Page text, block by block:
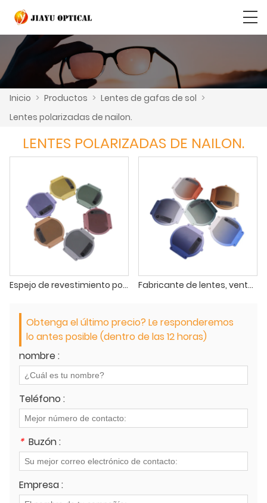
Inicio > Productos > Lentes de gafas de sol >
Lentes polarizadas de nailon.
LENTES POLARIZADAS DE NAILON.
Espejo de revestimiento polarizado de nailon para gafas de sol lentes de gafas de sol polarizadas de grado A UV400/UV420 PAPL Fabricante de lentes, venta al por mayor, lentes de gafas de sol polarizadas de poliamida PAPL de nailon degradado de alta calidad
Obtenga el último precio? Le responderemos
lo antes posible (dentro de las 12 horas)
nombre :
Teléfono :
* Buzón :
Empresa :